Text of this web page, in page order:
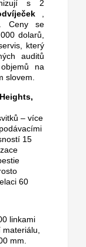
s 2
Ceny se
dolarů,
který
auditů
na
slovem.
– více
15
60
linkami
mm.